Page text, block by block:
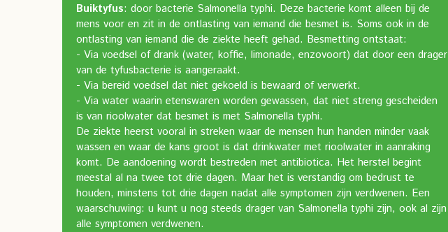
Buiktyfus: door bacterie Salmonella typhi. Deze bacterie komt alleen bij de
mens voor en zit in de ontlasting van iemand die besmet is. Soms ook in de
ontlasting van iemand die de ziekte heeft gehad. Besmetting ontstaat:
- Via voedsel of drank (water, koffie, limonade, enzovoort) dat door een drager
van de tyfusbacterie is aangeraakt.
- Via bereid voedsel dat niet gekoeld is bewaard of verwerkt.
- Via water waarin etenswaren worden gewassen, dat niet streng gescheiden
is van rioolwater dat besmet is met Salmonella typhi.
De ziekte heerst vooral in streken waar de mensen hun handen minder vaak
wassen en waar de kans groot is dat drinkwater met rioolwater in aanraking
komt. De aandoening wordt bestreden met antibiotica. Het herstel begint
meestal al na twee tot drie dagen. Maar het is verstandig om bedrust te
houden, minstens tot drie dagen nadat alle symptomen zijn verdwenen. Een
waarschuwing: u kunt u nog steeds drager van Salmonella typhi zijn, ook al zijn
alle symptomen verdwenen.